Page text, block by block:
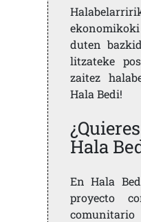
duten
litzateke
zaitez
Hala Bedi!
Hala
En Hala
proyecto